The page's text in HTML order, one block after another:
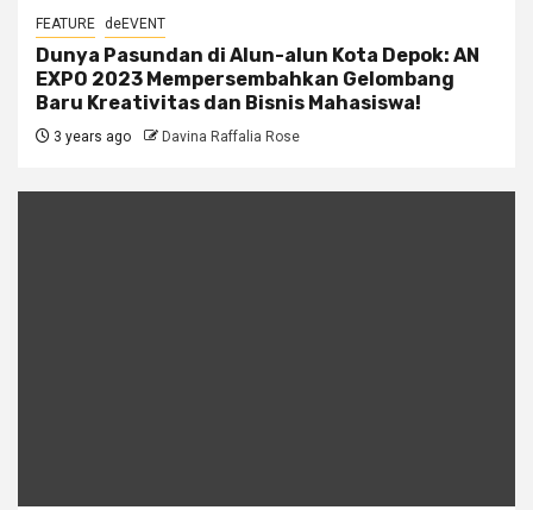
FEATURE deEVENT
Dunya Pasundan di Alun-alun Kota Depok: AN
EXPO 2023 Mempersembahkan Gelombang
Baru Kreativitas dan Bisnis Mahasiswa!
3 years ago Davina Raffalia Rose